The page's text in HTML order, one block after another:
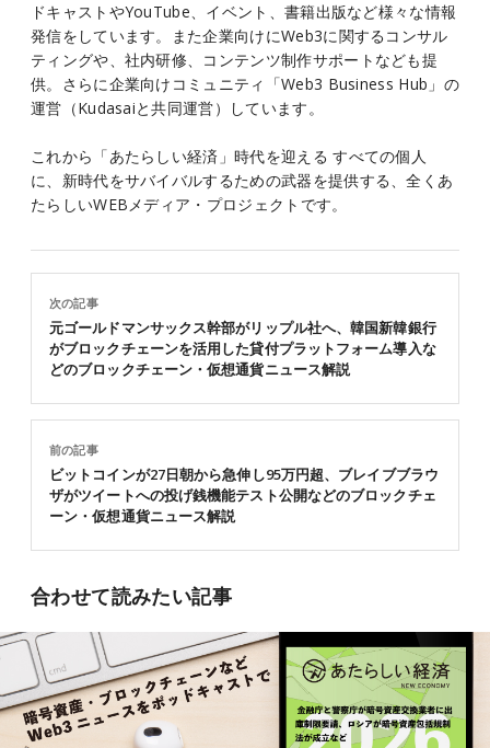
ドキャストやYouTube、イベント、書籍出版など様々な情報
発信をしています。また企業向けにWeb3に関するコンサル
ティングや、社内研修、コンテンツ制作サポートなども提
供。さらに企業向けコミュニティ「Web3 Business Hub」の
運営（Kudasaiと共同運営）しています。
これから「あたらしい経済」時代を迎える すべての個人
に、新時代をサバイバルするための武器を提供する、全くあ
たらしいWEBメディア・プロジェクトです。
前の記事
ビットコインが27日朝から急伸し95万円超、ブレイブブラウ
ザがツイートへの投げ銭機能テスト公開などのブロックチェ
ーン・仮想通貨ニュース解説
次の記事
元ゴールドマンサックス幹部がリップル社へ、韓国新韓銀行
がブロックチェーンを活用した貸付プラットフォーム導入な
どのブロックチェーン・仮想通貨ニュース解説
合わせて読みたい記事